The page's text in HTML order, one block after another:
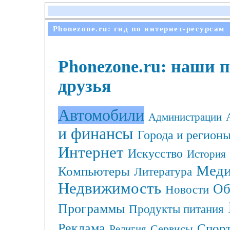
Phonezone.ru: гид по интернет-ресурсам
Phonezone.ru: наши
друзья
Автомобили Администрации
и финансы Города и
Интернет Искусство История
Компьютеры Литература
Недвижимость Новости
Программы Продукты питания